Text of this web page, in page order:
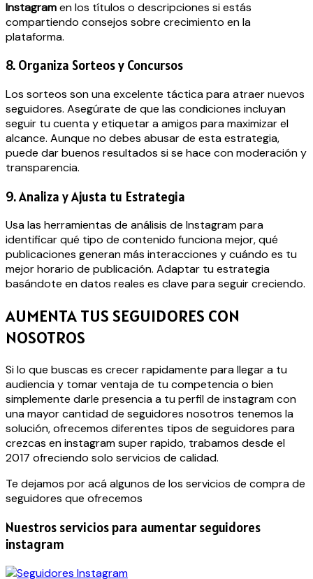
Instagramen los títulos o descripciones si estás
compartiendo consejos sobre crecimiento en la
plataforma.
8. Organiza Sorteos y Concursos
Los sorteos son una excelente táctica para atraer nuevos
seguidores. Asegúrate de que las condiciones incluyan
seguir tu cuenta y etiquetar a amigos para maximizar el
alcance. Aunque no debes abusar de esta estrategia,
puede dar buenos resultados si se hace con moderación y
transparencia.
9. Analiza y Ajusta tu Estrategia
Usa las herramientas de análisis de Instagram para
identificar qué tipo de contenido funciona mejor, qué
publicaciones generan más interacciones y cuándo es tu
mejor horario de publicación. Adaptar tu estrategia
basándote en datos reales es clave para seguir creciendo.
AUMENTA TUS SEGUIDORES CON
NOSOTROS
Si lo que buscas es crecer rapidamente para llegar a tu
audiencia y tomar ventaja de tu competencia o bien
simplemente darle presencia a tu perfil de instagram con
una mayor cantidad de seguidores nosotros tenemos la
solución, ofrecemos diferentes tipos de seguidores para
crezcas en instagram super rapido, trabamos desde el
2017 ofreciendo solo servicios de calidad.
Te dejamos por acá algunos de los servicios de compra de
seguidores que ofrecemos
Nuestros servicios para aumentar seguidores
instagram